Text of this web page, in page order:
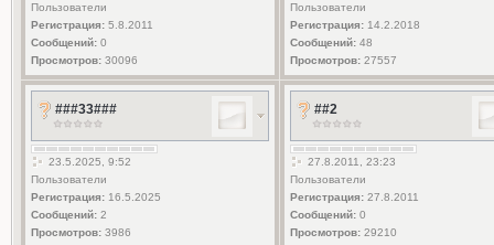
Пользователи
Регистрация:5.8.2011
Сообщений:0
Просмотров:30096
Пользователи
Регистрация:14.2.2018
Сообщений:48
Просмотров:27557
###33###
23.5.2025, 9:52
Пользователи
Регистрация:16.5.2025
Сообщений:2
Просмотров:3986
##2
27.8.2011, 23:23
Пользователи
Регистрация:27.8.2011
Сообщений:0
Просмотров:29210